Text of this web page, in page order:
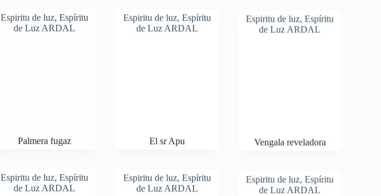
Espiritu de luz, Espíritu
de Luz ARDAL
Palmera fugaz
Espiritu de luz, Espíritu
de Luz ARDAL
El sr Apu
Espiritu de luz ,Espíritu
de Luz ARDAL
Vengala reveladora
Espiritu de luz, Espíritu
de Luz ARDAL
Espiritu de luz, Espíritu
de Luz ARDAL
Espiritu de luz ,Espíritu
de Luz ARDAL